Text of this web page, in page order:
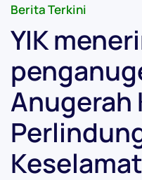
Berita Terkini
YIK
Anugerah